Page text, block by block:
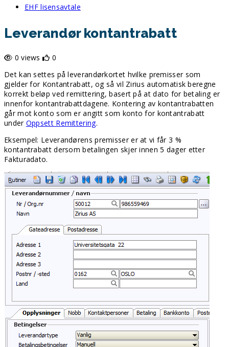
EHF lisensavtale
Leverandør kontantrabatt
0 views
0
Det kan settes på leverandørkortet hvilke premisser som
gjelder for Kontantrabatt, og så vil Zirius automatisk beregne
korrekt beløp ved remittering, basert på at dato for betaling er
innenfor kontantrabattdagene. Kontering av kontantrabatten
går mot konto som er angitt som konto for kontantrabatt
under Oppsett Remittering.
Eksempel: Leverandørens premisser er at vi får 3 %
kontantrabatt dersom betalingen skjer innen 5 dager etter
Fakturadato.